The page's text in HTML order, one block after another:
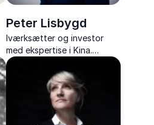
Peter Lisbygd
Iværksætter og investor
med ekspertise i Kina.
Navigerer dygtigt i kulturelle
og økonomiske landskaber
for at skabe værdifulde
forbindelser.